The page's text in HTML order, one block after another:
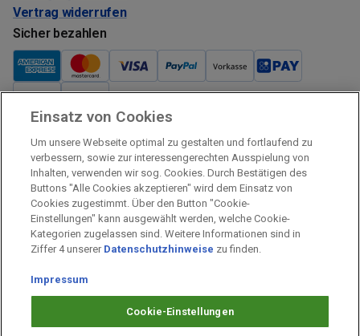
Vertrag widerrufen
Sicher bezahlen
Verkauf und Versand
Kostenloser Versand:
Verkauf und Versand durch:
Verkauf Gutscheine durch:
Sicher einkaufen
Prämien Impressum
Prämien Datenschutz
Einsatz von Cookies
Um unsere Webseite optimal zu gestalten und fortlaufend zu
verbessern, sowie zur interessengerechten Ausspielung von
Inhalten, verwenden wir sog. Cookies. Durch Bestätigen des
Buttons "Alle Cookies akzeptieren" wird dem Einsatz von
Cookies zugestimmt. Über den Button "Cookie-
Einstellungen" kann ausgewählt werden, welche Cookie-
Kategorien zugelassen sind. Weitere Informationen sind in
Ziffer 4 unserer Datenschutzhinweise zu finden.
Impressum
Cookie-Einstellungen